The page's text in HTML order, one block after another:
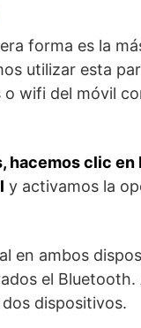
forma es la
utilizar esta
wifi del móvil
hacemos clic en
y activamos la
en ambos
el Bluetooth.
dispositivos.